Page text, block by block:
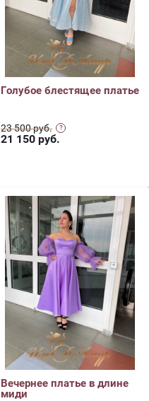
Голубое блестящее платье
23 500 руб.
21 150 руб.
Вечернее платье в длине
миди